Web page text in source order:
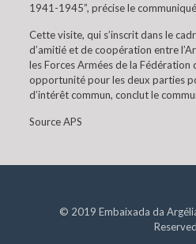
1941-1945”, précise le
Cette visite, qui s’inscrit dans le
d’amitié et de coopération entre
les Forces Armées de la Fédération
opportunité pour les deux parties
d’intérêt commun, conclut le
Source APS
© 2019 Embaixada da